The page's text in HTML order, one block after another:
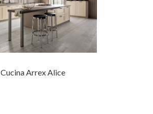
Cucina Arrex Alice